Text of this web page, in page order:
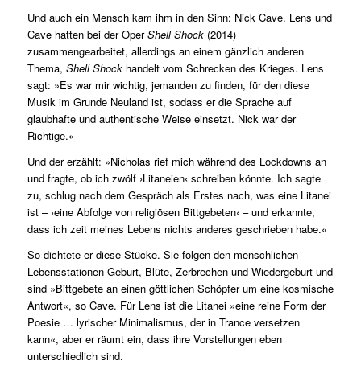
Und auch ein Mensch kam ihm in den Sinn: Nick Cave. Lens und
Cave hatten bei der OperShell Shock (2014)
zusammengearbeitet, allerdings an einem gänzlich anderen
Thema, Shell Shock handelt vom Schrecken des Krieges. Lens
sagt: »Es war mir wichtig, jemanden zu finden, für den diese
Musik im Grunde Neuland ist, sodass er die Sprache auf
glaubhafte und authentische Weise einsetzt. Nick war der
Richtige.«
Und der erzählt: »Nicholas rief mich während des Lockdowns an
und fragte, ob ich zwölf ›Litaneien‹ schreiben könnte. Ich sagte
zu, schlug nach dem Gespräch als Erstes nach, was eine Litanei
ist – ›eine Abfolge von religiösen Bittgebeten‹ – und erkannte,
dass ich zeit meines Lebens nichts anderes geschrieben habe.«
So dichtete er diese Stücke. Sie folgen den menschlichen
Lebensstationen Geburt, Blüte, Zerbrechen und Wiedergeburt und
sind »Bittgebete an einen göttlichen Schöpfer um eine kosmische
Antwort«, so Cave. Für Lens ist die Litanei »eine reine Form der
Poesie … lyrischer Minimalismus, der in Trance versetzen
kann«, aber er räumt ein, dass ihre Vorstellungen eben
unterschiedlich sind.